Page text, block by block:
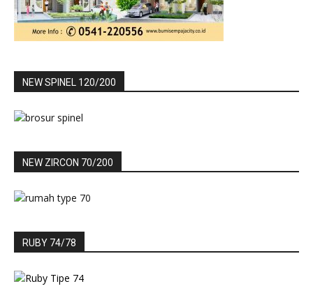
NEW SPINEL 120/200
NEW ZIRCON 70/200
RUBY 74/78